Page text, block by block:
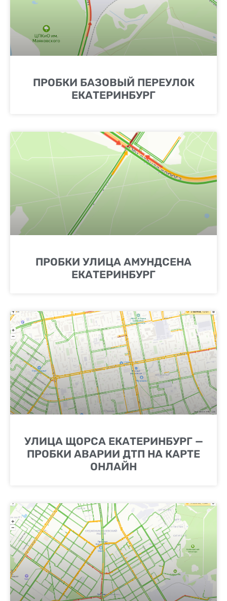
ПРОБКИ БАЗОВЫЙ ПЕРЕУЛОК
ЕКАТЕРИНБУРГ
ПРОБКИ УЛИЦА АМУНДСЕНА
ЕКАТЕРИНБУРГ
УЛИЦА ЩОРСА ЕКАТЕРИНБУРГ —
ПРОБКИ АВАРИИ ДТП НА КАРТЕ
ОНЛАЙН